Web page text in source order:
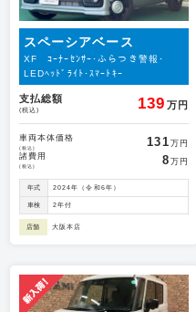
スペーシアベース
XF ｺｰﾅｰｾﾝｻｰ･ふらつき警報･
LEDﾍｯﾄﾞﾗｲﾄ･ｽﾏｰﾄｷｰ
支払総額
(税込) 139 万円
車両本体価格
(税込) 131 万円
諸費用
(税込) 8 万円
年式 2024年（令和6年）
車検 2年付
店舗 大阪本店